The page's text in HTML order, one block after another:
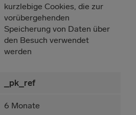
kurzlebige Cookies, die zur
vorübergehenden
Speicherung von Daten über
den Besuch verwendet
werden
_pk_ref
6 Monate